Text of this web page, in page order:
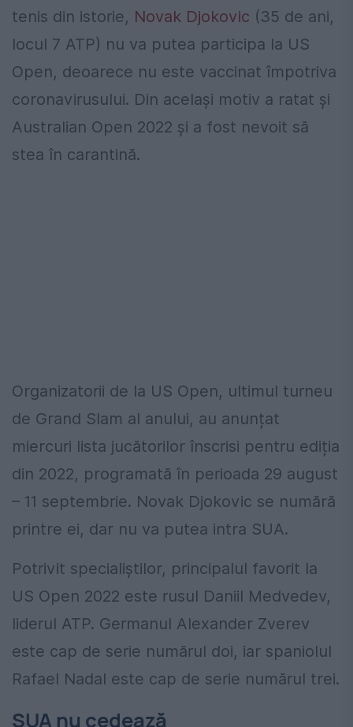
tenis din istorie, Novak Djokovic (35 de ani,
locul 7 ATP) nu va putea participa la US
Open, deoarece nu este vaccinat împotriva
coronavirusului. Din același motiv a ratat și
Australian Open 2022 și a fost nevoit să
stea în carantină.
Organizatorii de la US Open, ultimul turneu
de Grand Slam al anului, au anunțat
miercuri lista jucătorilor înscrisi pentru ediția
din 2022, programată în perioada 29 august
– 11 septembrie. Novak Djokovic se numără
printre ei, dar nu va putea intra SUA.
Potrivit specialiștilor, principalul favorit la
US Open 2022 este rusul Daniil Medvedev,
liderul ATP. Germanul Alexander Zverev
este cap de serie numărul doi, iar spaniolul
Rafael Nadal este cap de serie numărul trei.
SUA nu cedează